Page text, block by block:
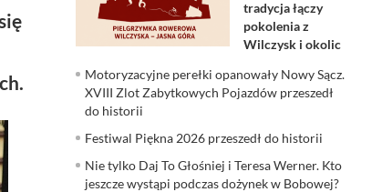
tradycja łączy
pokolenia z
Wilczysk i okolic
Motoryzacyjne perełki opanowały Nowy Sącz.
XVIII Zlot Zabytkowych Pojazdów przeszedł
do historii
Festiwal Piękna 2026 przeszedł do historii
Nie tylko Daj To Głośniej i Teresa Werner. Kto
jeszcze wystąpi podczas dożynek w Bobowej?